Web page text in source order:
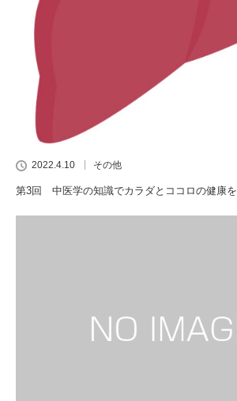
2022.4.10 その他
第3回 中医学の知識でカラダとココロの健康を